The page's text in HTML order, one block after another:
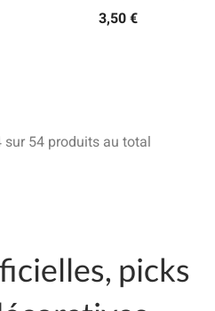
3,50 €
sur 54 produits au total
picks